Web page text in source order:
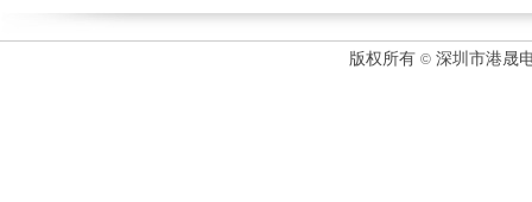
版权所有 © 深圳市港晟